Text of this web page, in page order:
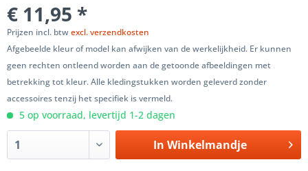
€ 11,95 *
Prijzen incl. btwexcl. verzendkosten
Afgebeelde kleur of model kan afwijken van de werkelijkheid. Er kunnen
geen rechten ontleend worden aan de getoonde afbeeldingen met
betrekking tot kleur. Alle kledingstukken worden geleverd zonder
accessoires tenzij het specifiek is vermeld.
5 op voorraad, levertijd 1-2 dagen
In Winkelmandje